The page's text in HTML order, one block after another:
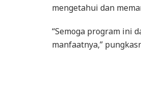
mengetahui dan
“Semoga program ini
manfaatnya,”